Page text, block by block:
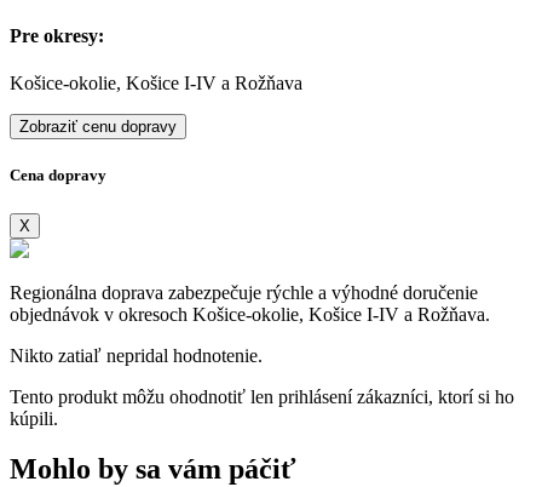
Pre okresy:
Košice-okolie, Košice I-IV a Rožňava
Zobraziť cenu dopravy
Cena dopravy
X
Regionálna doprava zabezpečuje rýchle a výhodné doručenie
objednávok v okresoch Košice-okolie, Košice I-IV a Rožňava.
Nikto zatiaľ nepridal hodnotenie.
Tento produkt môžu ohodnotiť len prihlásení zákazníci, ktorí si ho
kúpili.
Mohlo by sa vám páčiť